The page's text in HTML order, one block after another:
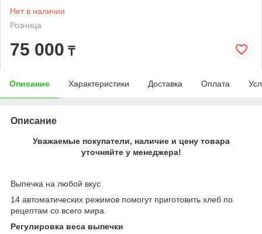
Нет в наличии
Розница
75 000 ₸
Описание Характеристики Доставка Оплата
Описание
Уважаемые покупатели, наличие и цену товара
уточняйте у менеджера!
Выпечка на любой вкус
14 автоматических режимов помогут приготовить хлеб по
рецептам со всего мира.
Регулировка веса выпечки